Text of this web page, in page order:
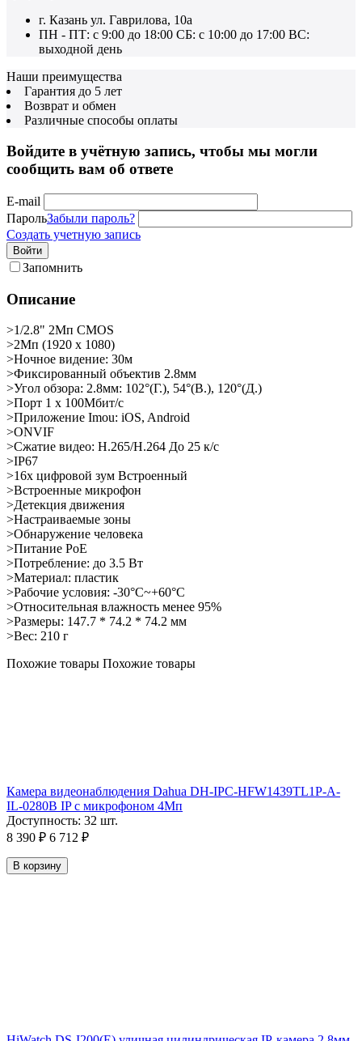
г. Казань ул. Гаврилова, 10а
ПН - ПТ: с 9:00 до 18:00 СБ: с 10:00 до 17:00 ВС:
выходной день
Наши преимущества
Гарантия до 5 лет
Возврат и обмен
Различные способы оплаты
Войдите в учётную запись, чтобы мы могли
сообщить вам об ответе
E-mail
ПарольЗабыли пароль?
Создать учетную запись
Войти
Запомнить
Описание
>1/2.8" 2Мп CMOS
>2Мп (1920 x 1080)
>Ночное видение: 30м
>Фиксированный объектив 2.8мм
>Угол обзора: 2.8мм: 102°(Г.), 54°(В.), 120°(Д.)
>Порт 1 x 100Мбит/с
>Приложение Imou: iOS, Android
>ONVIF
>Сжатие видео: H.265/H.264 До 25 к/с
>IP67
>16x цифровой зум Встроенный
>Встроенные микрофон
>Детекция движения
>Настраиваемые зоны
>Обнаружение человека
>Питание PoE
>Потребление: до 3.5 Вт
>Материал: пластик
>Рабочие условия: -30°C~+60°C
>Относительная влажность менее 95%
>Размеры: 147.7 * 74.2 * 74.2 мм
>Вес: 210 г
Похожие товары Похожие товары
Камера видеонаблюдения Dahua DH-IPC-HFW1439TL1P-A-
IL-0280B IP с микрофоном 4Мп
Доступность: 32 шт.
8 390 ₽ 6 712 ₽
В корзину